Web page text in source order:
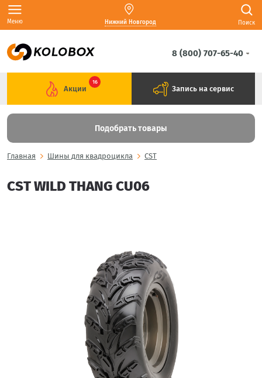
Меню Нижний Новгород Поиск
8 (800) 707-65-40
Акции
16
Запись на сервис
Подобрать товары
Главная Шины для квадроцикла CST
CST WILD THANG CU06